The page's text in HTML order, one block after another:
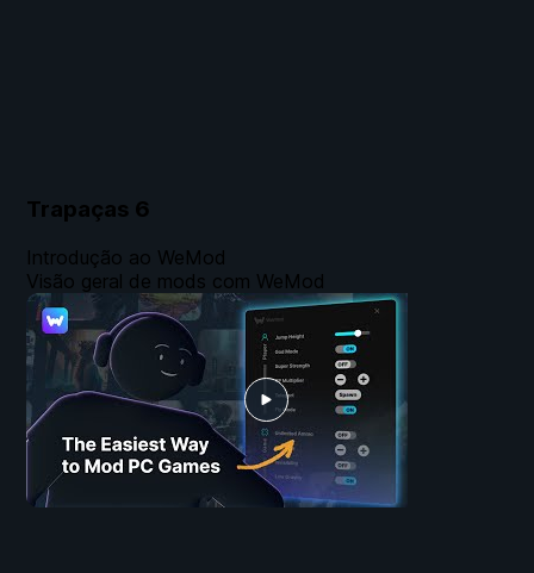
Trapaças 6
Introdução ao WeMod
Visão geral de mods com WeMod